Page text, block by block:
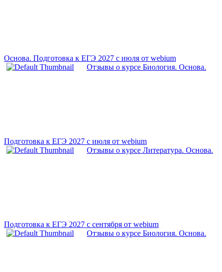
Основа. Подготовка к ЕГЭ 2027 с июля от webium
Отзывы о курсе Биология. Основа.
Подготовка к ЕГЭ 2027 с июля от webium
Отзывы о курсе Литература. Основа.
Подготовка к ЕГЭ 2027 с сентября от webium
Отзывы о курсе Биология. Основа.